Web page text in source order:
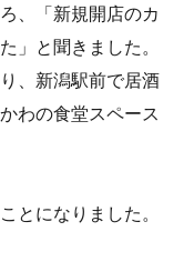
、「新規開店のカ
」と聞きました。
、新潟駅前で居酒
わの食堂スペース
とになりました。